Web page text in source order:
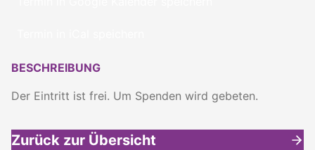
BESCHREIBUNG
Der Eintritt ist frei. Um Spenden wird gebeten.
Zurück zur Übersicht